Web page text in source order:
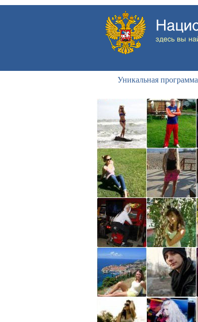
Уникальная программа